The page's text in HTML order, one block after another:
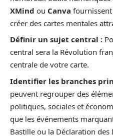
XMind ou Canva
créer des cartes mentales
Définir un sujet central :
central sera la Révolution
centrale de votre carte.
Identifier les branches
peuvent regrouper des
politiques, sociales et
que les événements
Bastille ou la Déclaration des